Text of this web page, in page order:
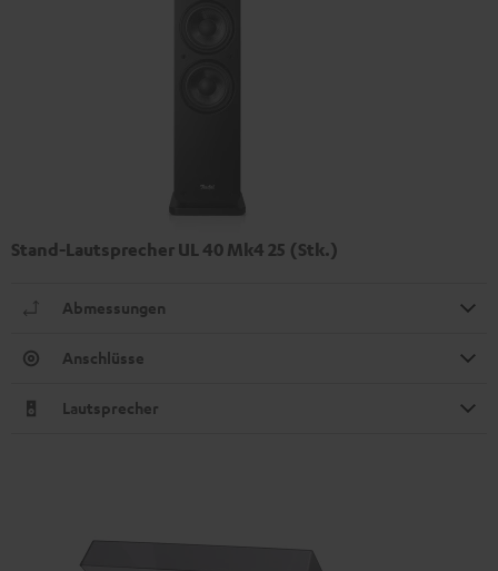
Stand-Lautsprecher UL 40 Mk4 25 (Stk.)
Abmessungen
Anschlüsse
Lautsprecher